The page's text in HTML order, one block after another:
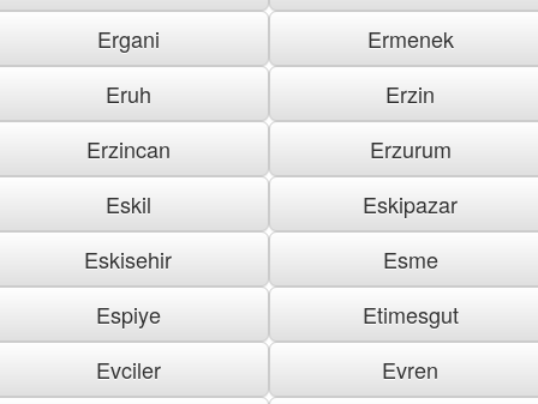
Ergani
Ermenek
Eruh
Erzin
Erzincan
Erzurum
Eskil
Eskipazar
Eskisehir
Esme
Espiye
Etimesgut
Evciler
Evren